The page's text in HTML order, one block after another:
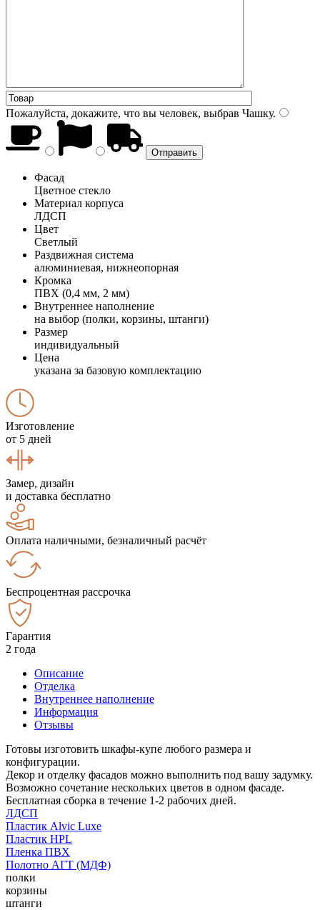
Пожалуйста, докажите, что вы человек, выбрав Чашку.
Фасад
Цветное стекло
Материал корпуса
ЛДСП
Цвет
Светлый
Раздвижная система
алюминиевая, нижнеопорная
Кромка
ПВХ (0,4 мм, 2 мм)
Внутреннее наполнение
на выбор (полки, корзины, штанги)
Размер
индивидуальный
Цена
указана за базовую комплектацию
Изготовление
от 5 дней
Замер, дизайн
и доставка бесплатно
Оплата наличными, безналичный расчёт
Беспроцентная рассрочка
Гарантия
2 года
Описание
Отделка
Внутреннее наполнение
Информация
Отзывы
Готовы изготовить шкафы-купе любого размера и
конфигурации.
Декор и отделку фасадов можно выполнить под вашу задумку.
Возможно сочетание нескольких цветов в одном фасаде.
Бесплатная сборка в течение 1-2 рабочих дней.
ЛДСП
Пластик Alvic Luxe
Пластик HPL
Пленка ПВХ
Полотно АГТ (МДФ)
полки
корзины
штанги